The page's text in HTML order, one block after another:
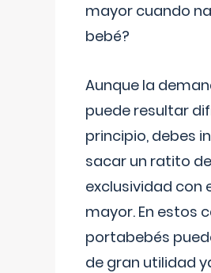
mayor cuando
bebé?
Aunque la
puede resultar
principio, debes
sacar un ratito de
exclusividad con
mayor. En estos
portabebés
de gran utilidad